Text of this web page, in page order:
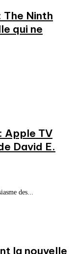
The Ninth
qui ne
Apple TV
David E.
des...
la nouvelle